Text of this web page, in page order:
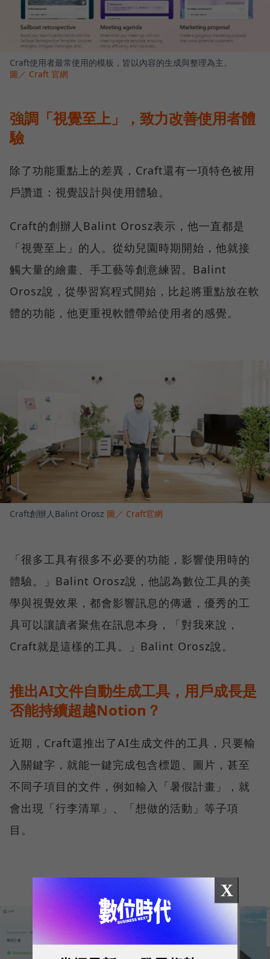
Craft使用者最常使用的模板，皆以內容的生成與整理為主。
圖／ Craft 官網
強調「視覺至上」，致力改善使用者體
驗
除了功能重點上的差異，Craft還有一項特色被用
戶讚道：視覺設計與使用體驗。
Craft的創辦人Balint Orosz表示，他一直都是
「視覺至上」的人。從幼兒園時期開始，他就接
觸大量的繪畫、手工藝等創意練習。Balint
Orosz說，從學習寫程式開始，比起將重點放在軟
體的功能，他更重視軟體帶給使用者的感覺。
Craft創辦人Balint Orosz 圖／ Craft官網
「很多工具有很多不必要的功能，影響使用時的
體驗。」Balint Orosz說，他認為數位工具的美
學與視覺效果，都會影響訊息的傳遞，優秀的工
具可以讓讀者聚焦在訊息本身，「對我來說，
Craft就是這樣的工具。」Balint Orosz說。
推出AI文件自動生成工具，用戶成長是
否能持續超越Notion？
近期，Craft還推出了AI生成文件的工具，只要輸
入關鍵字，就能一鍵完成包含標題、圖片，甚至
不同子項目的文件，例如輸入「暑假計畫」，就
會出現「行李清單」、「想做的活動」等子項
目。
X